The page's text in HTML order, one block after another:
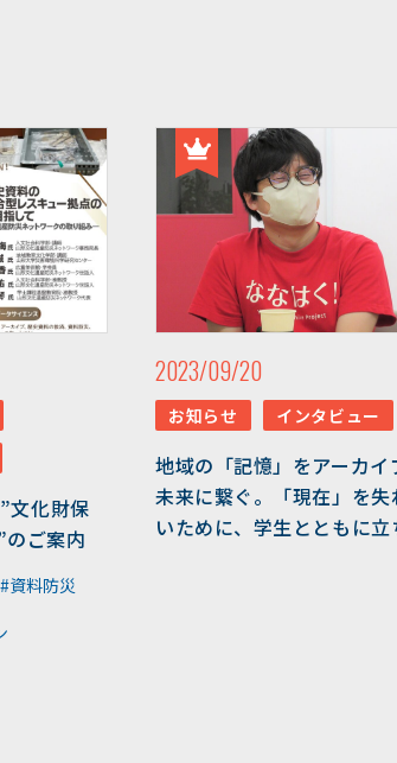
文化財保
のご案内
#資料防災
2023/09/20
お知らせ インタビュー
地域の「記憶」をアーカイ
未来に繋ぐ。「現在」を失
いために、学生とともに立